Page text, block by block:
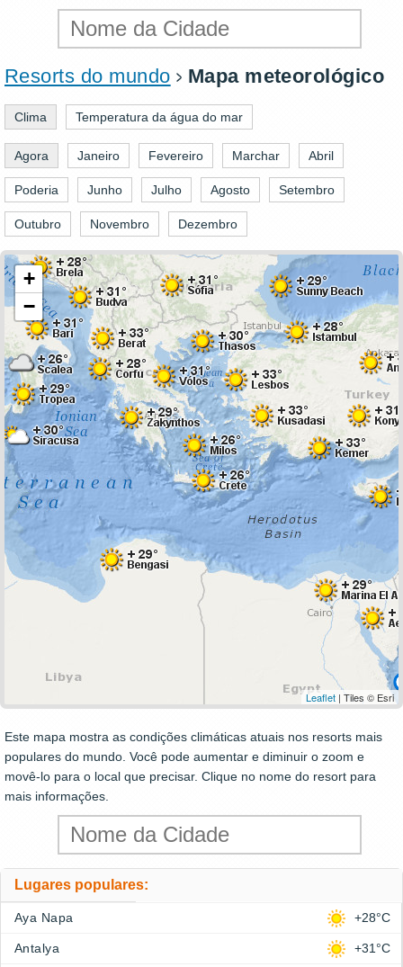
Resorts do mundo Mapa meteorológico
Clima Temperatura da água do mar
Agora Janeiro Fevereiro Marchar Abril
Poderia Junho Julho Agosto Setembro
Outubro Novembro Dezembro
+
−
Leaflet | Tiles © Esri
Este mapa mostra as condições climáticas atuais nos resorts mais
populares do mundo. Você pode aumentar e diminuir o zoom e
movê-lo para o local que precisar. Clique no nome do resort para
mais informações.
Lugares populares:
Aya Napa +28°C
Antalya +31°C